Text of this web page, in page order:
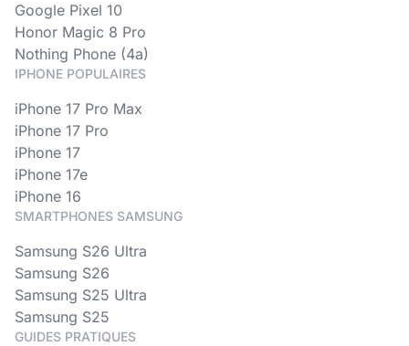
Google Pixel 10
Honor Magic 8 Pro
Nothing Phone (4a)
IPHONE POPULAIRES
iPhone 17 Pro Max
iPhone 17 Pro
iPhone 17
iPhone 17e
iPhone 16
SMARTPHONES SAMSUNG
Samsung S26 Ultra
Samsung S26
Samsung S25 Ultra
Samsung S25
GUIDES PRATIQUES